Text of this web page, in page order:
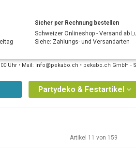
Sicher per Rechnung bestellen
Schweizer Onlineshop - Versand ab
Siehe: Zahlungs- und Versandarten
Uhr • Mail: info@pekabo.ch • pekabo.ch GmbH -
Partydeko & Festartikel
Artikel 11 von 159